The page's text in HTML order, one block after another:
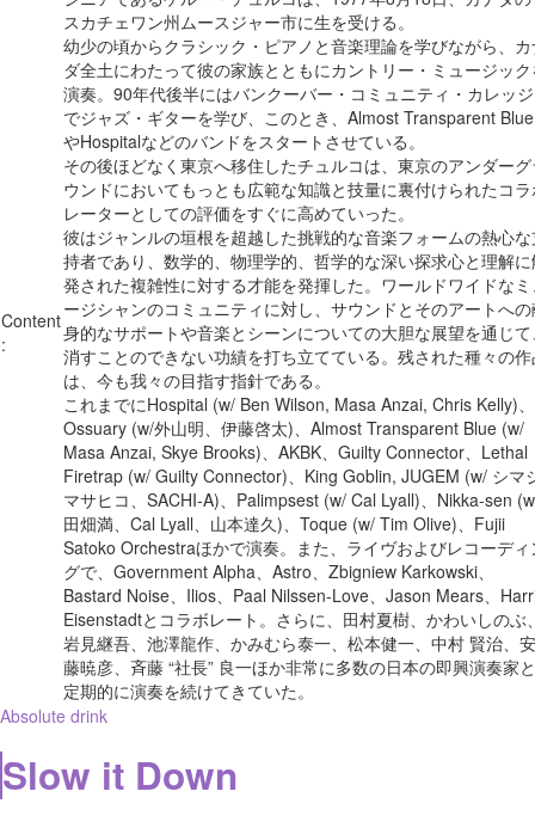
Content
:
スカチェワン州ムースジャー市に生を受ける。
幼少の頃からクラシック・ピアノと音楽理論を学びながら、
ダ全土にわたって彼の家族とともにカントリー・ミュージッ
演奏。90年代後半にはバンクーバー・コミュニティ・カレッジ
でジャズ・ギターを学び、このとき、Almost Transparent Blue
やHospitalなどのバンドをスタートさせている。
その後ほどなく東京へ移住したチュルコは、東京のアンダー
ウンドにおいてもっとも広範な知識と技量に裏付けられたコ
レーターとしての評価をすぐに高めていった。
彼はジャンルの垣根を超越した挑戦的な音楽フォームの熱心
持者であり、数学的、物理学的、哲学的な深い探求心と理解
発された複雑性に対する才能を発揮した。ワールドワイドな
ージシャンのコミュニティに対し、サウンドとそのアートへ
身的なサポートや音楽とシーンについての大胆な展望を通じ
消すことのできない功績を打ち立てている。残された種々の
は、今も我々の目指す指針である。
これまでにHospital (w/ Ben Wilson, Masa Anzai, Chris Kelly)、
Ossuary (w/外山明、伊藤啓太)、Almost Transparent Blue (w/
Masa Anzai, Skye Brooks)、AKBK、Guilty Connector、Lethal
Firetrap (w/ Guilty Connector)、King Goblin, JUGEM (w/ シマ
マサヒコ、SACHI-A)、Palimpsest (w/ Cal Lyall)、Nikka-sen
田畑満、Cal Lyall、山本達久)、Toque (w/ Tim Olive)、Fujii
Satoko Orchestraほかで演奏。また、ライヴおよびレコーディ
グで、Government Alpha、Astro、Zbigniew Karkowski、
Bastard Noise、Ilios、Paal Nilssen-Love、Jason Mears、
Eisenstadtとコラボレート。さらに、田村夏樹、かわいしのぶ
岩見継吾、池澤龍作、かみむら泰一、松本健一、中村 賢治、安
藤暁彦、斉藤 “社長” 良一ほか非常に多数の日本の即興演奏家と
定期的に演奏を続けてきていた。
Absolute drink
Slow it Down